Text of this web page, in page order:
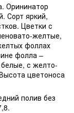
Орининатор
Сорт яркий,
Цветки с
желтые,
фоллах
фолла –
с желто-
цветоноса
полив без